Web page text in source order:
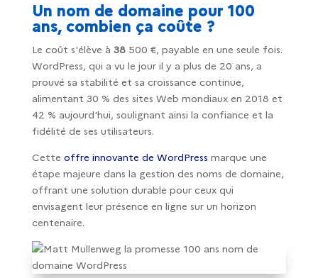
Un nom de domaine pour 100
ans, combien ça coûte ?
Le coût s'élève à 38 500 €, payable en une seule fois.
WordPress, qui a vu le jour il y a plus de 20 ans, a
prouvé sa stabilité et sa croissance continue,
alimentant 30 % des sites Web mondiaux en 2018 et
42 % aujourd'hui, soulignant ainsi la confiance et la
fidélité de ses utilisateurs.
Cette offre innovante de WordPress marque une
étape majeure dans la gestion des noms de domaine,
offrant une solution durable pour ceux qui
envisagent leur présence en ligne sur un horizon
centenaire.